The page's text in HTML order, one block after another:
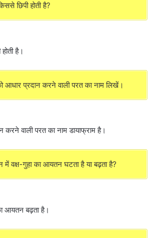
छिपी होती है?
है।
आधार प्रदान करने वाली परत का नाम लिखें।
करने वाली परत का नाम डायाफ्राम है।
वक्ष-गुहा का आयतन घटता है या बढ़ता है?
आयतन बढ़ता है।